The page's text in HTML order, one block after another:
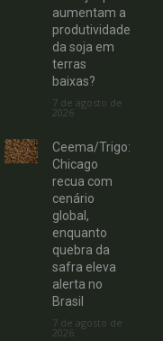
aumentam a
produtividade
da soja em
terras
baixas?
7 de agosto de
2026
Ceema/Trigo:
Chicago
recua com
cenário
global,
enquanto
quebra da
safra eleva
alerta no
Brasil
7 de agosto de
2026